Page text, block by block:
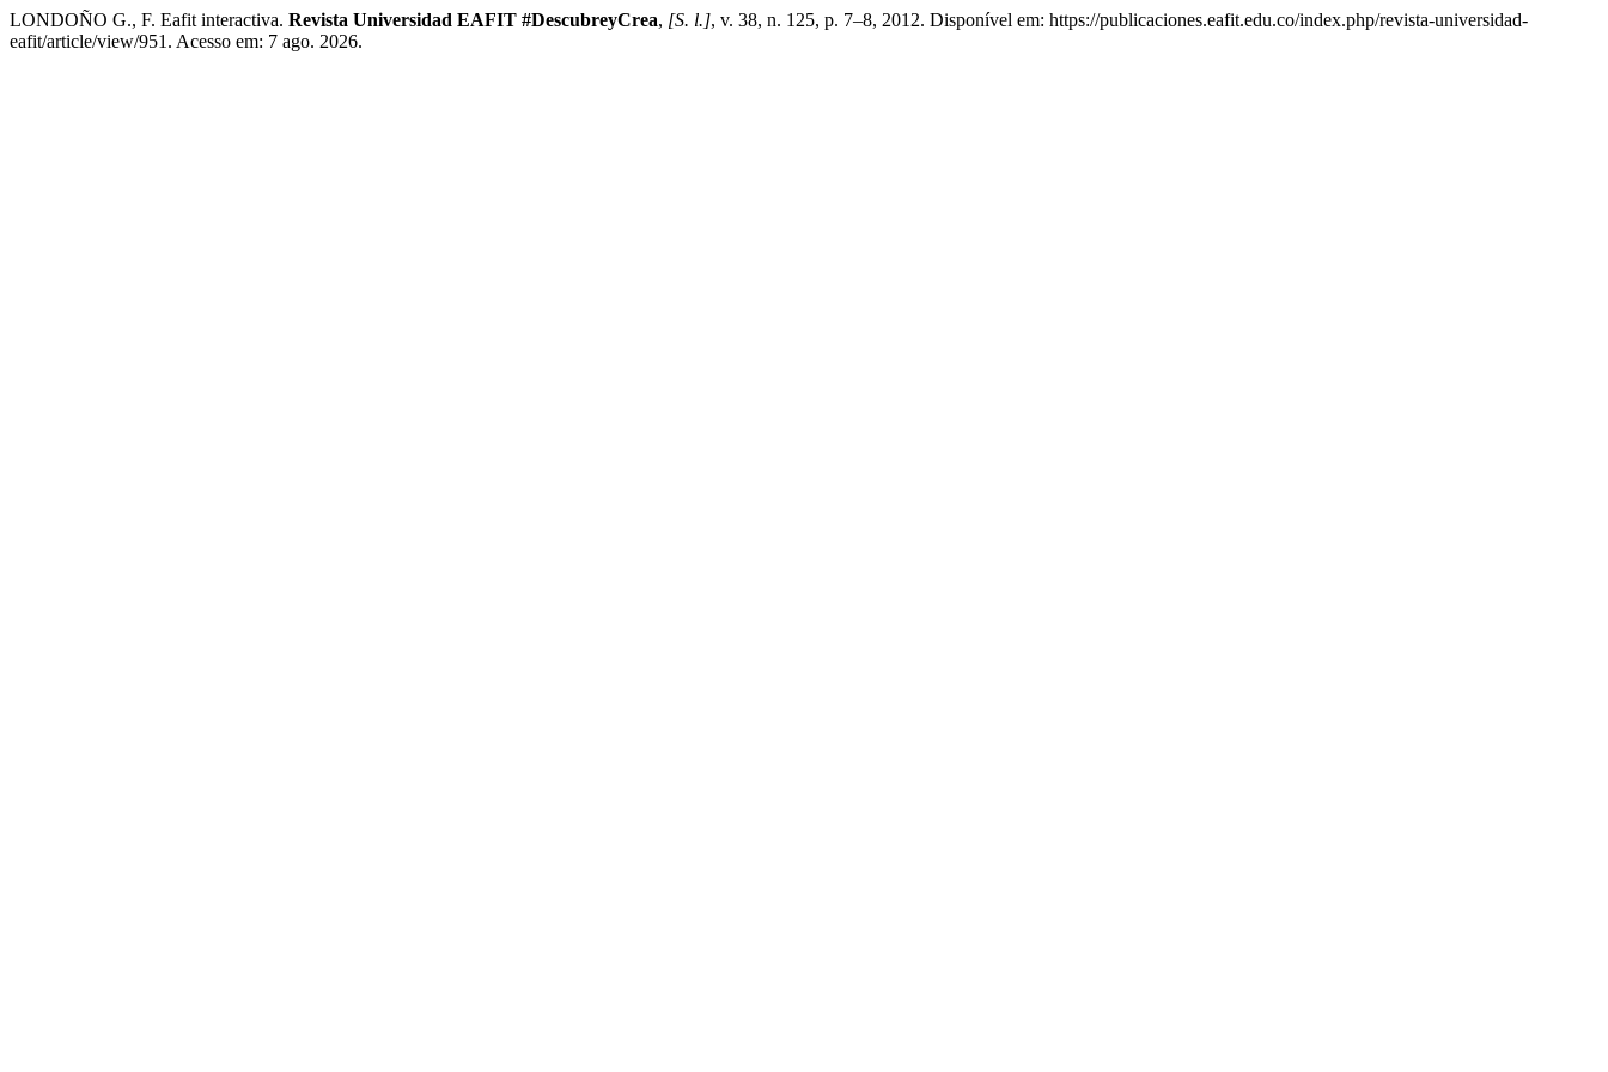
LONDOÑO G., F. Eafit interactiva. Revista Universidad EAFIT #DescubreyCrea, [S. l.], v. 38, n. 125, p. 7–8, 2012. Disponível em: https://publicaciones.eafit.edu.co/index.php/revista-universidad-
eafit/article/view/951. Acesso em: 7 ago. 2026.